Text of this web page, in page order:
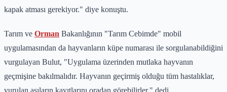
kapak atması gerekiyor." diye konuştu.
Tarım ve Orman Bakanlığının "Tarım Cebimde" mobil
uygulamasından da hayvanların küpe numarası ile sorgulanabildiğini
vurgulayan Bulut, "Uygulama üzerinden mutlaka hayvanın
geçmişine bakılmalıdır. Hayvanın geçirmiş olduğu tüm hastalıklar,
vurulan aşıların kayıtlarını oradan görebilirler." dedi.